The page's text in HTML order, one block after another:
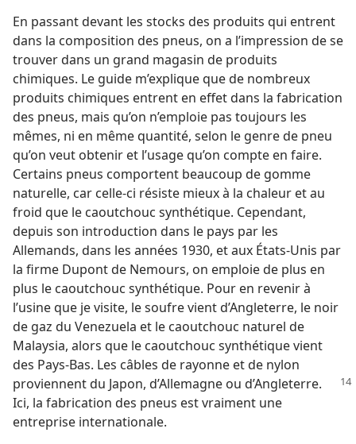
En passant devant les stocks des produits qui entrent
dans la composition des pneus, on a l’impression de se
trouver dans un grand magasin de produits
chimiques. Le guide m’explique que de nombreux
produits chimiques entrent en effet dans la fabrication
des pneus, mais qu’on n’emploie pas toujours les
mêmes, ni en même quantité, selon le genre de pneu
qu’on veut obtenir et l’usage qu’on compte en faire.
Certains pneus comportent beaucoup de gomme
naturelle, car celle-ci résiste mieux à la chaleur et au
froid que le caoutchouc synthétique. Cependant,
depuis son introduction dans le pays par les
Allemands, dans les années 1930, et aux États-Unis par
la firme Dupont de Nemours, on emploie de plus en
plus le caoutchouc synthétique. Pour en revenir à
l’usine que je visite, le soufre vient d’Angleterre, le noir
de gaz du Venezuela et le caoutchouc naturel de
Malaysia, alors que le caoutchouc synthétique vient
des Pays-Bas. Les câbles de rayonne et de nylon
proviennent du Japon, d’Allemagne ou d’Angleterre.
Ici, la fabrication des pneus est vraiment une
entreprise internationale.